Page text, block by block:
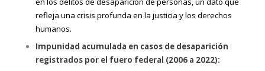
refleja una crisis profunda en la justicia y los derechos
humanos.
Impunidad acumulada en casos de desaparición
registrados por el fuero federal (2006 a 2022):